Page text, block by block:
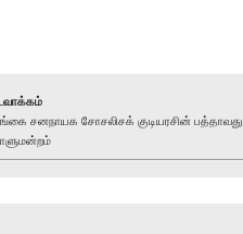
சனநாயக சோசலிசக் குடியரசின் பத்தாவது